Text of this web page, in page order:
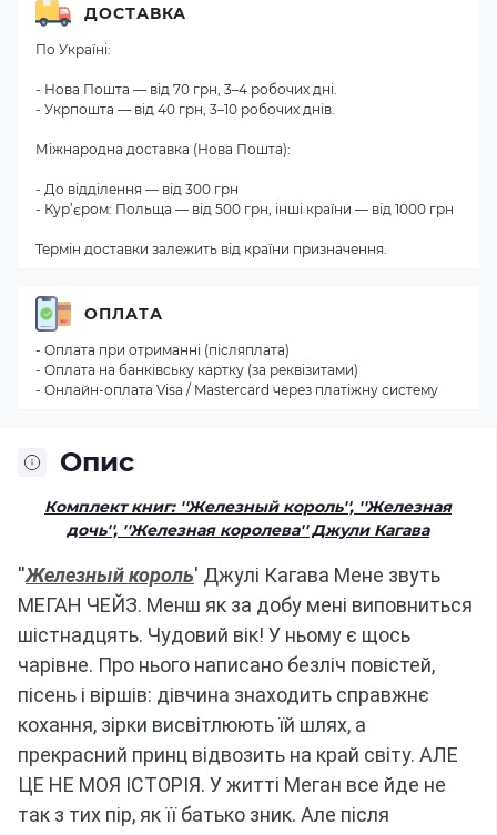
Опис
Комплект книг: ''Железный король'', ''Железная
дочь'', ''Железная королева'' Джули Кагава
''Железный король' Джулі Кагава Мене звуть
МЕГАН ЧЕЙЗ. Менш як за добу мені виповниться
шістнадцять. Чудовий вік! У ньому є щось
чарівне. Про нього написано безліч повістей,
пісень і віршів: дівчина знаходить справжнє
кохання, зірки висвітлюють їй шлях, а
прекрасний принц відвозить на край світу. АЛЕ
ЦЕ НЕ МОЯ ІСТОРІЯ. У житті Меган все йде не
так з тих пір, як її батько зник. Але після
ДОСТАВКА
По Україні:
- Нова Пошта — від 70 грн, 3–4 робочих дні.
- Укрпошта — від 40 грн, 3–10 робочих днів.
Міжнародна доставка (Нова Пошта):
- До відділення — від 300 грн
- Кур’єром: Польща — від 500 грн, інші країни — від 1000 грн
Термін доставки залежить від країни призначення.
ОПЛАТА
- Оплата при отриманні (післяплата)
- Оплата на банківську картку (за реквізитами)
- Онлайн-оплата Visa / Mastercard через платіжну систему